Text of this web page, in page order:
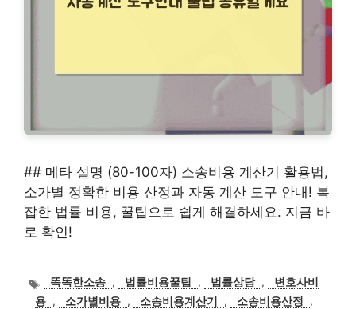
## 메타 설명 (80-100자) 소송비용 계산기 활용법,
소가별 정확한 비용 산정과 자동 계산 도구 안내! 복
잡한 법률 비용, 꿀팁으로 쉽게 해결하세요. 지금 바
로 확인!
태
그
똑똑한소송 , 법률비용꿀팁 , 법률상담 ,
변호사비
용 , 소가별비용 , 소송비용계산기 , 소송비용산정
,